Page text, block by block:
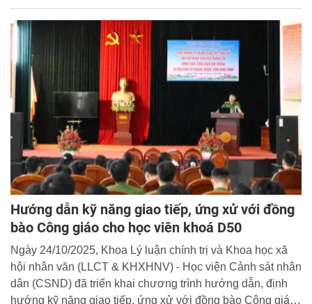
song não giúp học sinh ghi nhớ nhanh, nhớ lâu, học tập
nhẹ nhàng” và buổi tuyên truyền về “Một số thủ đoạn thao
túng tâm lý của tội phạm sử dụng công nghệ cao” cho học
sinh 02 nhà trường.
Hướng dẫn kỹ năng giao tiếp, ứng xử với đồng
bào Công giáo cho học viên khoá D50
Ngày 24/10/2025, Khoa Lý luận chính trị và Khoa học xã
hội nhân văn (LLCT & KHXHNV) - Học viện Cảnh sát nhân
dân (CSND) đã triển khai chương trình hướng dẫn, định
hướng kỹ năng giao tiếp, ứng xử với đồng bào Công giáo